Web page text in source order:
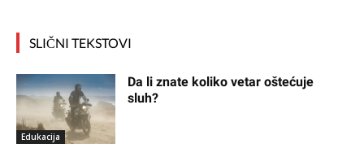
SLIČNI TEKSTOVI
Edukacija
Da li znate koliko vetar oštećuje
sluh?